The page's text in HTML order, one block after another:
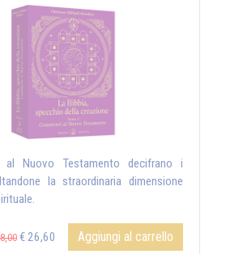
al Nuovo Testamento decifrano i
la straordinaria dimensione
€ 26,60 Aggiungi al carrello